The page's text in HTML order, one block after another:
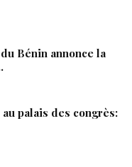
Bénin annonce la
palais des congrès: